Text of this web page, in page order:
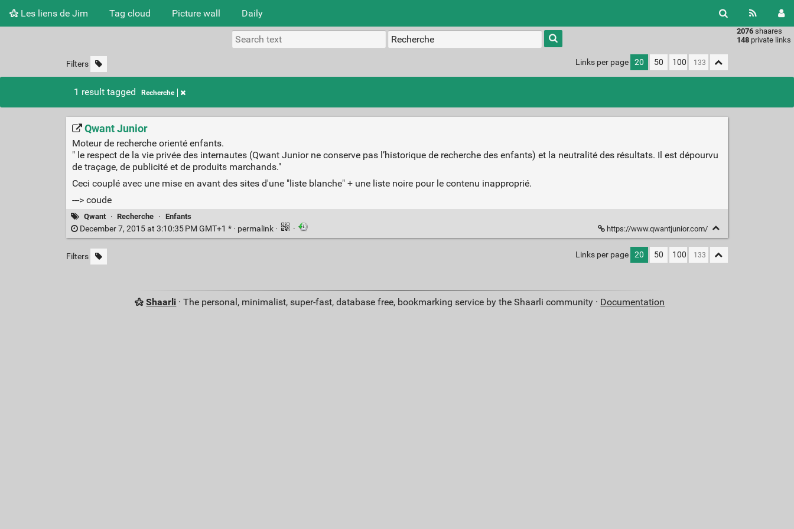
Les liens de Jim Tag cloud Picture wall Daily
2076 shaares
148 private links
Type 1 or
more
characters
results.
Filters Links per page 20 50 100
1 result tagged Recherche
Qwant Junior
Moteur de recherche orienté enfants.
" le respect de la vie privée des internautes (Qwant Junior ne conserve pas l’historique de recherche des enfants) et la neutralité des résultats. Il est dépourvu
de traçage, de publicité et de produits marchands."
Ceci couplé avec une mise en avant des sites d'une "liste blanche" + une liste noire pour le contenu inapproprié.
---> coude
Qwant · Recherche · Enfants
December 7, 2015 at 3:10:35 PM GMT+1 * · permalink · · https://www.qwantjunior.com/
Filters Links per page 20 50 100
Shaarli · The personal, minimalist, super-fast, database free, bookmarking service by the Shaarli community · Documentation